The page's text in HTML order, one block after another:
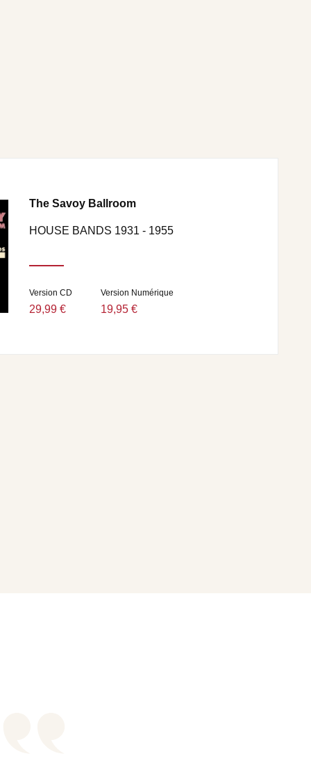
The Savoy Ballroom
HOUSE BANDS 1931 - 1955
Version CD
29,99 €
Version Numérique
19,95 €